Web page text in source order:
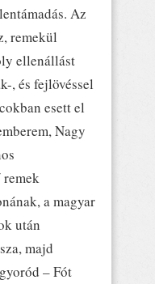
Az
remekül
ellenállást
, és fejlövéssel
esett el
Nagy
a magyar
után
majd
– Fót